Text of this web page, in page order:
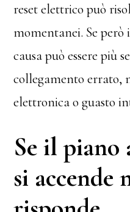
reset elettrico può
momentanei. Se però
causa può essere più
collegamento errato,
elettronica o guasto
Se il piano
si accende